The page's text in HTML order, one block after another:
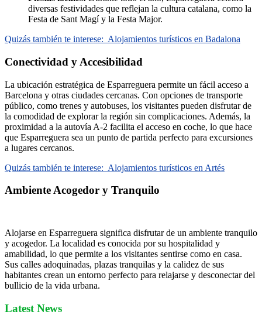
diversas festividades que reflejan la cultura catalana, como la
Festa de Sant Magí y la Festa Major.
Quizás también te interese: Alojamientos turísticos en Badalona
Conectividad y Accesibilidad
La ubicación estratégica de Esparreguera permite un fácil acceso a
Barcelona y otras ciudades cercanas. Con opciones de transporte
público, como trenes y autobuses, los visitantes pueden disfrutar de
la comodidad de explorar la región sin complicaciones. Además, la
proximidad a la autovía A-2 facilita el acceso en coche, lo que hace
que Esparreguera sea un punto de partida perfecto para excursiones
a lugares cercanos.
Quizás también te interese: Alojamientos turísticos en Artés
Ambiente Acogedor y Tranquilo
Alojarse en Esparreguera significa disfrutar de un ambiente tranquilo
y acogedor. La localidad es conocida por su hospitalidad y
amabilidad, lo que permite a los visitantes sentirse como en casa.
Sus calles adoquinadas, plazas tranquilas y la calidez de sus
habitantes crean un entorno perfecto para relajarse y desconectar del
bullicio de la vida urbana.
Latest News